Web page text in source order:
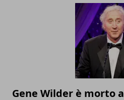
Gene Wilder è morto